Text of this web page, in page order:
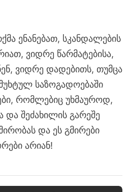
ენანებათ, სკანდალების
ვიდრე წარმატებისა,
ვიდრე დადებითს, თუმცა
საზოგადოებაში
რომლებიც უხმაუროდ,
და შეძახილის გარეშე
და ეს გმირები
არიან!